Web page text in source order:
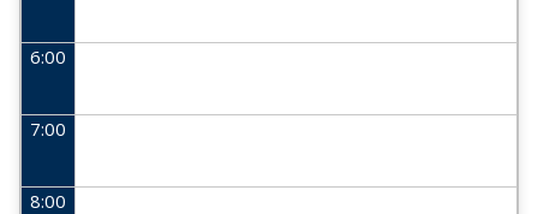
6:00
7:00
8:00